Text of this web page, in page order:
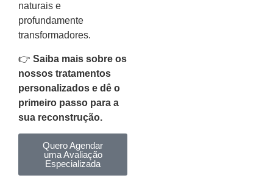
naturais e
profundamente
transformadores.
👉 Saiba mais sobre os
nossos tratamentos
personalizados e dê o
primeiro passo para a
sua reconstrução.
Quero Agendar
uma Avaliação
Especializada